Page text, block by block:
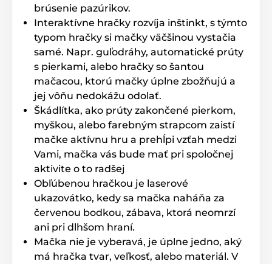
Mačka
brúsenie pazúrikov.
Interaktívne hračky rozvíja inštinkt, s týmto
typom hračky si mačky väčšinou vystačia
samé. Napr. guľodráhy, automatické prúty
s pierkami, alebo hračky so šantou
mačacou, ktorú mačky úplne zbožňujú a
jej vôňu nedokážu odolať.
Škádlítka, ako prúty zakončené pierkom,
myškou, alebo farebným strapcom zaistí
mačke aktívnu hru a prehĺpi vzťah medzi
Vami, mačka vás bude mať pri spoločnej
aktivite o to radšej
Obľúbenou hračkou je laserové
ukazovátko, kedy sa mačka naháňa za
červenou bodkou, zábava, ktorá neomrzí
ani pri dlhšom hraní.
Mačka nie je vyberavá, je úplne jedno, aký
má hračka tvar, veľkosť, alebo materiál. V